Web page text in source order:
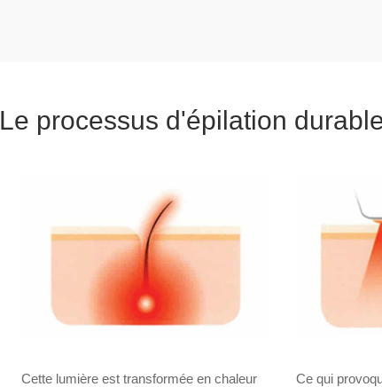
Le processus d'épilation
Cette lumière est transformée en chaleur
Ce qui